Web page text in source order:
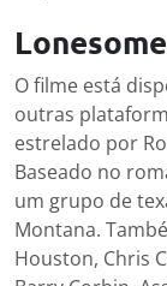
O filme está
outras
estrelado por
Baseado no
um grupo de
Montana.
Houston, Chris